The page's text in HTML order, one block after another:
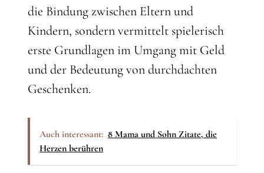
die Bindung zwischen Eltern und
Kindern, sondern vermittelt spielerisch
erste Grundlagen im Umgang mit Geld
und der Bedeutung von durchdachten
Geschenken.
Auch interessant: 8 Mama und Sohn Zitate, die
Herzen berühren